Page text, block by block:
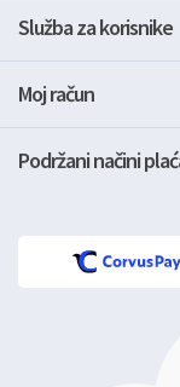
Služba za korisnike
Moj račun
Podržani načini